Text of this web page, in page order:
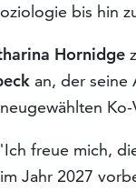
bis hin
Hornidge
an, der seine
freue mich,
Jahr 2027